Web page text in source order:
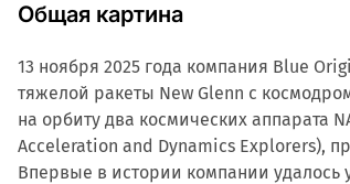
Общая картина
13 ноября 2025 года компания Blue
тяжелой ракеты New Glenn с
на орбиту два космических аппарата
Acceleration and Dynamics Explorers),
Впервые в истории компании удалось